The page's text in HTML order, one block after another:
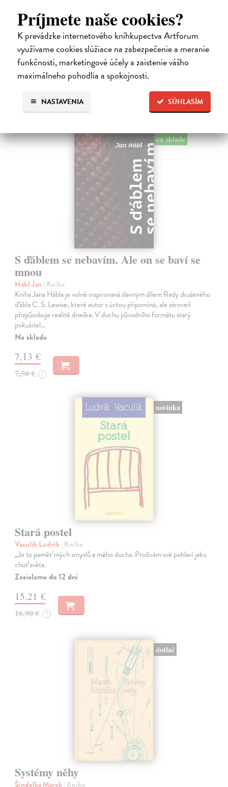
Príjmete naše cookies?
K prevádzke internetového kníhkupectva Artforum
využívame cookies slúžiace na zabezpečenie a meranie
funkčnosti, marketingové účely a zaistenie vášho
maximálneho pohodlia a spokojnosti.
SÚHLASÍM
NASTAVENIA
Kundera Milan
| Kniha
Pomalost, chronologicky první ze čtyř románů Milana Kundery
napsaných francouzsky, vychází v českém překladu Anny
Kareninové. Vydávání Kunderových románů v českém jazyce se
uzavírá.
Na sklade
15,50 € ?
na sklade
S ďáblem se nebavím. Ale on se baví se
mnou
Hábl Jan | Kniha
Kniha Jana Hábla je volně inspirovaná slavným dílem Rady zkušeného
ďábla C. S. Lewise, které autor s úctou připomíná, ale zároveň
přizpůsobuje realitě dneška. V duchu původního formátu starý
pokušitel…
Na sklade
7,13 €
7,50 € ?
novinka
Stará postel
Vaculík Ludvík| Kniha
„Je to paměť mých smyslů a mého ducha. Prožívám své pohlaví jako
chuť světa.
Zasielame do 12 dní
15,21 €
16,90 € ?
dotlač
Systémy něhy
Šindelka Marek| Kniha